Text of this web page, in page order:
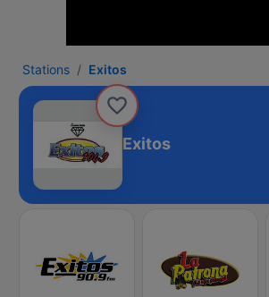
Stations Exitos
Exitos